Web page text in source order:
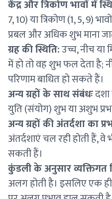
केंद्र और त्रिकोण भावों में
7, 10) या त्रिकोण (1, 5, 9)
प्रबल और अधिक शुभ माना
ग्रह की स्थिति:उच्च, नीच या
में हो तो वह शुभ फल देता है;
परिणाम बाधित हो सकते हैं।
अन्य ग्रहों के साथ संबंधःदशा
युति (संयोग) शुभ या अशुभ
अन्य ग्रहों की अंतर्दशा का
अंतर्दशाएं चल रही होती हैं,
सकती हैं।
कुंडली के अनुसार व्यक्तिगत
अलग होती है। इसलिए एक